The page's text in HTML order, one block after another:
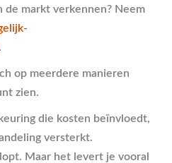
de markt verkennen? Neem
.
op meerdere manieren
zien.
Maar het levert je vooral